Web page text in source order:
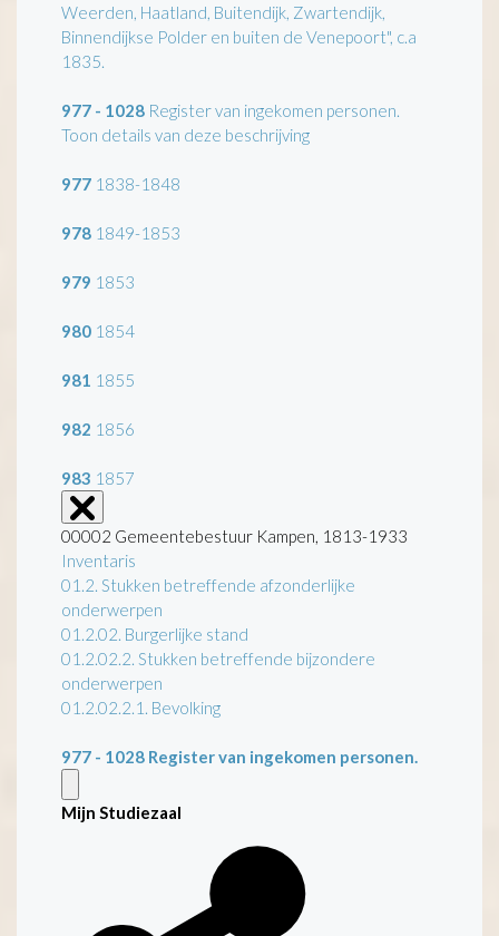
Weerden, Haatland, Buitendijk, Zwartendijk,
Binnendijkse Polder en buiten de Venepoort", c.a
1835.
977 - 1028 Register van ingekomen personen.
Toon details van deze beschrijving
977 1838-1848
978 1849-1853
979 1853
980 1854
981 1855
982 1856
983 1857
00002 Gemeentebestuur Kampen, 1813-1933
Inventaris
01.2. Stukken betreffende afzonderlijke
onderwerpen
01.2.02. Burgerlijke stand
01.2.02.2. Stukken betreffende bijzondere
onderwerpen
01.2.02.2.1. Bevolking
977 - 1028 Register van ingekomen personen.
Mijn Studiezaal